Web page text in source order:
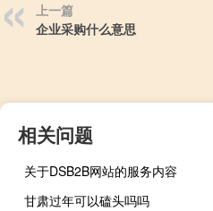
上一篇
企业采购什么意思
相关问题
关于DSB2B网站的服务内容
甘肃过年可以磕头吗吗